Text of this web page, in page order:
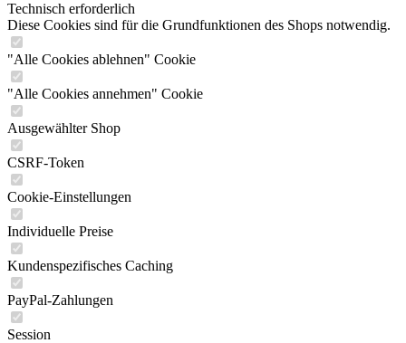
Technisch erforderlich
Diese Cookies sind für die Grundfunktionen des Shops notwendig.
"Alle Cookies ablehnen" Cookie
"Alle Cookies annehmen" Cookie
Ausgewählter Shop
CSRF-Token
Cookie-Einstellungen
Individuelle Preise
Kundenspezifisches Caching
PayPal-Zahlungen
Session